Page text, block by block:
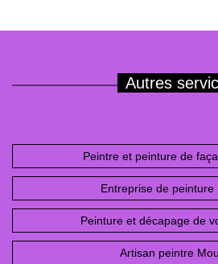
Autres
Peintre et peinture de
Entreprise de peinture
Peinture et décapage de
Artisan peintre